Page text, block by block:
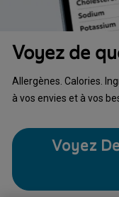
Voyez de
Allergènes. Calories.
à vos envies et à vos
Voyez